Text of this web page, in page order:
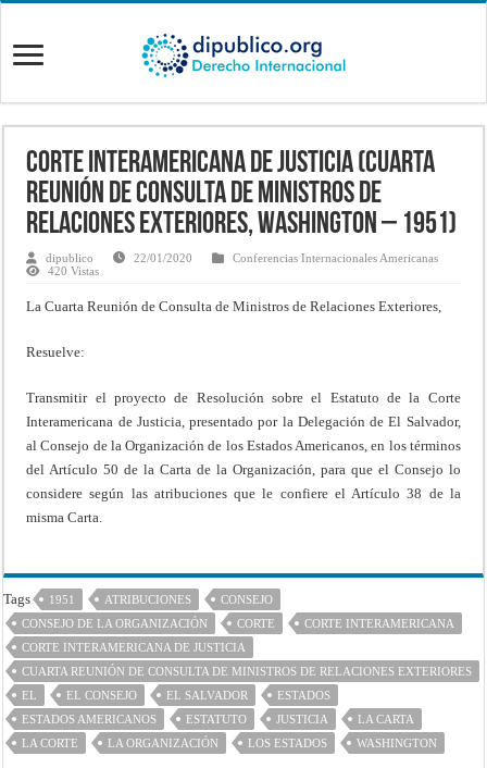
Corte Interamericana de Justicia (Cuarta
Reunión de Consulta de Ministros de
Relaciones Exteriores, Washington – 1951)
dipublico 22/01/2020
Conferencias Internacionales Americanas
420 Vistas
La Cuarta Reunión de Consulta de Ministros de Relaciones Exteriores,
Resuelve:
Transmitir el proyecto de Resolución sobre el Estatuto de la Corte
Interamericana de Justicia, presentado por la Delegación de El Salvador,
al Consejo de la Organización de los Estados Americanos, en los términos
del Artículo 50 de la Carta de la Organización, para que el Consejo lo
considere según las atribuciones que le confiere el Artículo 38 de la
misma Carta.
Tags 1951 ATRIBUCIONES
CONSEJO
CONSEJO DE LA ORGANIZACIÓN
CORTE
CORTE INTERAMERICANA
CORTE INTERAMERICANA DE JUSTICIA
CUARTA REUNIÓN DE CONSULTA DE MINISTROS DE RELACIONES EXTERIORES
EL
EL CONSEJO EL SALVADOR
ESTADOS
ESTADOS AMERICANOS
ESTATUTO JUSTICIA
LA CARTA
LA CORTE
LA ORGANIZACIÓN LOS ESTADOS WASHINGTON